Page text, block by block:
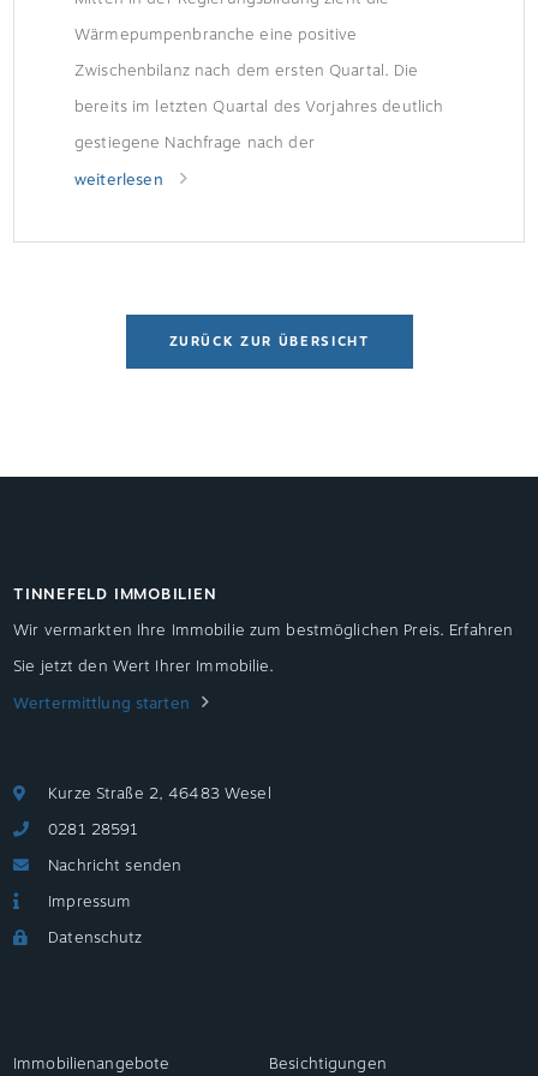
Wärmepumpenbranche eine positive
Zwischenbilanz nach dem ersten Quartal. Die
bereits im letzten Quartal des Vorjahres deutlich
gestiegene Nachfrage nach der
Heizungsförderung schlägt sich jetzt mit 62.000
Der Branchenverband fordert von der neuen
Fortsetzung der Wärmewende.
weiterlesen
ZURÜCK ZUR ÜBERSICHT
TINNEFELD IMMOBILIEN
Wir vermarkten Ihre Immobilie zum bestmöglichen Preis. Erfahren
Sie jetzt den Wert Ihrer Immobilie.
Wertermittlung starten
Kurze Straße 2, 46483 Wesel
0281 28591
Nachricht senden
Impressum
Datenschutz
Immobilienangebote Besichtigungen